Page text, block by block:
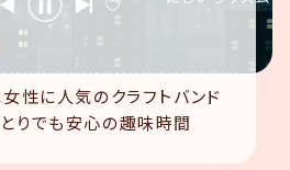
性に人気のクラフトバンド
りでも安心の趣味時間